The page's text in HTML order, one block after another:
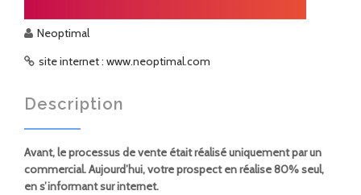
Neoptimal
site internet : www.neoptimal.com
Description
Avant, le processus de vente était réalisé uniquement par un
commercial. Aujourd’hui, votre prospect en réalise 80% seul,
en s’informant sur internet.